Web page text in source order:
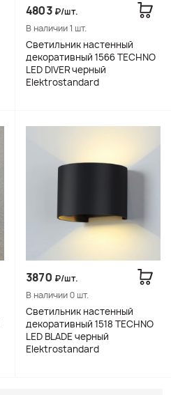
4803 ₽/шт.
В наличии 1 шт.
Светильник настенный
декоративный 1566 TECHNO
LED DIVER черный
Elektrostandard
3870 ₽/шт.
В наличии 0 шт.
Cветильник настенный
декоративный 1518 TECHNO
LED BLADE черный
Elektrostandard